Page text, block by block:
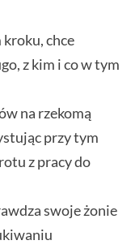
kroku, chce
z kim i co w tym
na rzekomą
przy tym
z pracy do
swoje żonie